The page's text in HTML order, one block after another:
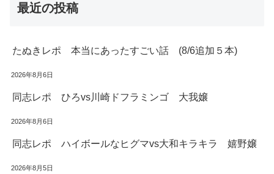
最近の投稿
たぬきレポ 本当にあったすごい話 (8/6追加５本)
2026年8月6日
同志レポ ひろvs川崎ドフラミンゴ 大我嬢
2026年8月6日
同志レポ ハイボールなヒグマvs大和キラキラ 嬉野嬢
2026年8月5日